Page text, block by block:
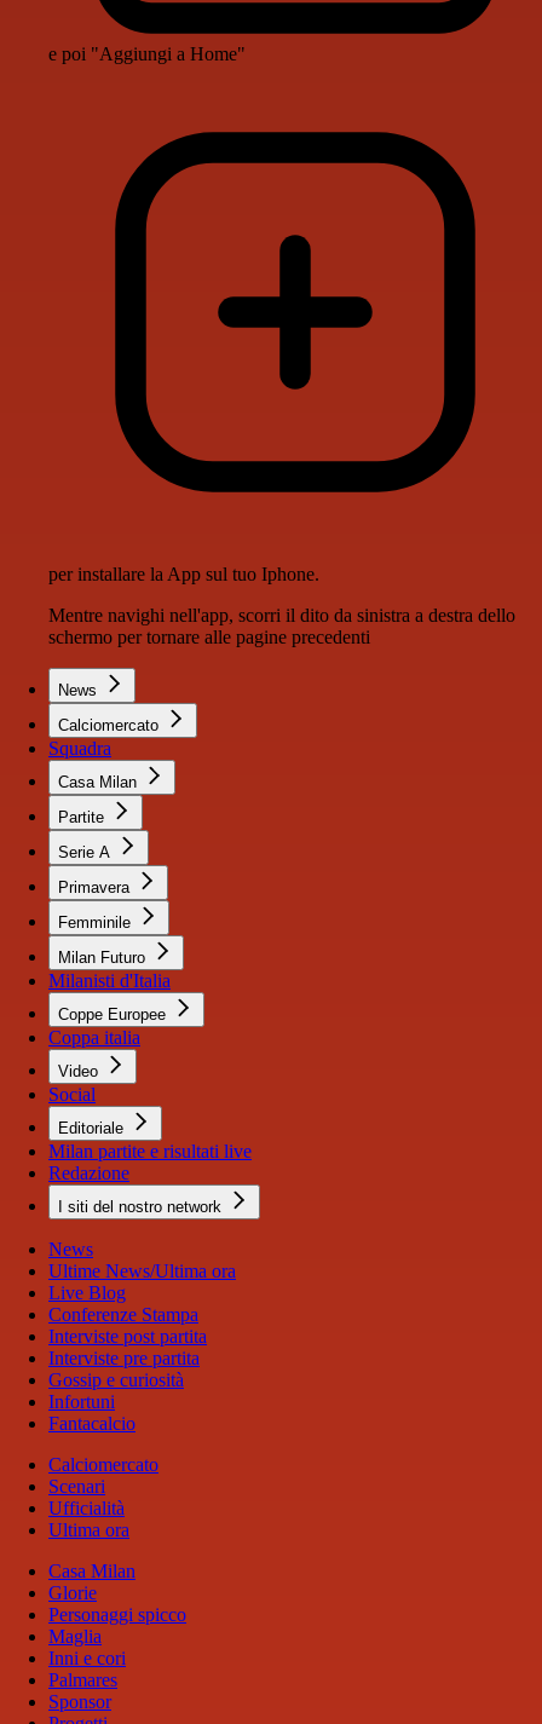
e poi "Aggiungi a Home"
per installare la App sul tuo Iphone.
Mentre navighi nell'app, scorri il dito da sinistra a destra dello
schermo per tornare alle pagine precedenti
News
Calciomercato
Squadra
Casa Milan
Partite
Serie A
Primavera
Femminile
Milan Futuro
Milanisti d'Italia
Coppe Europee
Coppa italia
Video
Social
Editoriale
Milan partite e risultati live
Redazione
I siti del nostro network
News
Ultime News/Ultima ora
Live Blog
Conferenze Stampa
Interviste post partita
Interviste pre partita
Gossip e curiosità
Infortuni
Fantacalcio
Calciomercato
Scenari
Ufficialità
Ultima ora
Casa Milan
Glorie
Personaggi spicco
Maglia
Inni e cori
Palmares
Sponsor